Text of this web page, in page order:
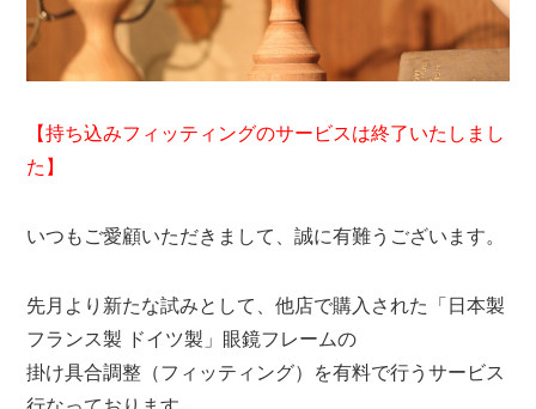
【持ち込みフィッティングのサービスは終了いたしまし
た】
いつもご愛顧いただきまして、誠に有難うございます。
先月より新たな試みとして、他店で購入された「日本製
フランス製 ドイツ製」眼鏡フレームの
掛け具合調整（フィッティング）を有料で行うサービス